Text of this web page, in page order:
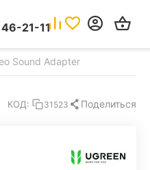
21-11
Sound Adapter
КОД: 31523 Поделиться